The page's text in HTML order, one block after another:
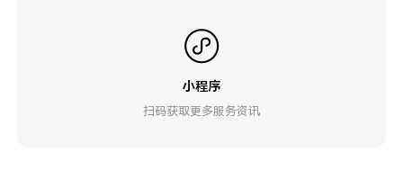
小程序
扫码获取更多服务资讯